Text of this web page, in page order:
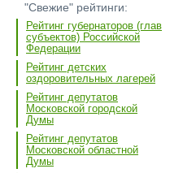
"Свежие" рейтинги:
Рейтинг губернаторов (глав
субъектов) Российской
Федерации
Рейтинг детских
оздоровительных лагерей
Рейтинг депутатов
Московской городской
Думы
Рейтинг депутатов
Московской областной
Думы